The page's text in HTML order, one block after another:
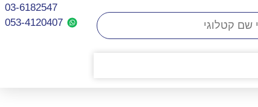
03-6182547
053-4120407​